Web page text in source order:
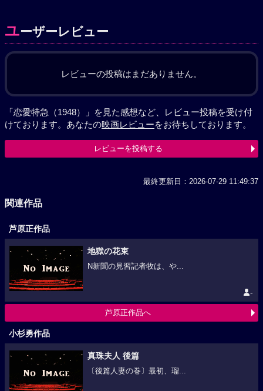
ユーザーレビュー
レビューの投稿はまだありません。
「恋愛特急（1948）」を見た感想など、レビュー投稿を受け付
けております。あなたの映画レビューをお待ちしております。
レビューを投稿する
最終更新日：2026-07-29 11:49:37
関連作品
芦原正作品
地獄の花束
N新聞の見習記者牧は、や...
-
芦原正作品へ
小杉勇作品
真珠夫人 後篇
〔後篇人妻の巻〕最初、瑠...